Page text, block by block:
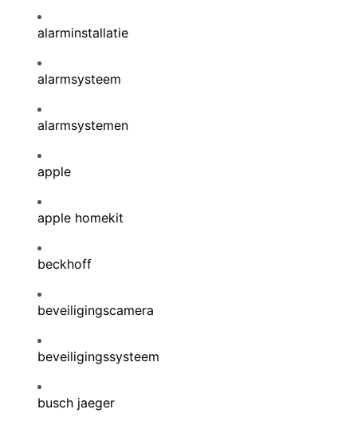
alarminstallatie
alarmsysteem
alarmsystemen
apple
apple homekit
beckhoff
beveiligingscamera
beveiligingssysteem
busch jaeger